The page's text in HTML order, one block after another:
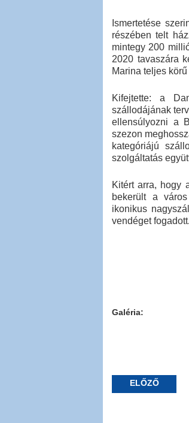
Ismertetése
részében telt
mintegy 200
2020 tavaszára
Marina teljes
Kifejtette: a
szállodájának
ellensúlyozni a
szezon
kategóriájú
szolgáltatás
Kitért arra, hogy
bekerült a
ikonikus
vendéget fogadott.
Galéria:
ELŐZŐ